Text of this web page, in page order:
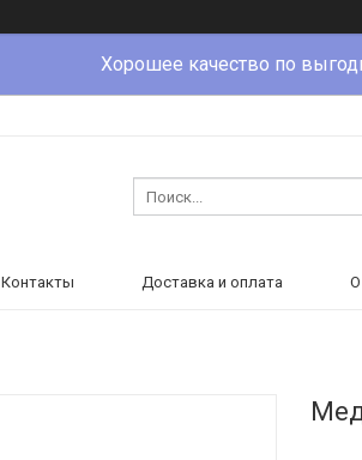
Хорошее качество по
Контакты Доставка и оплата О